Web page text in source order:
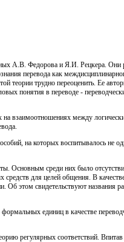
А.В. Федорова и Я.И. Рецкера. Они
перевода как
теории трудно переоценить. Ее
понятия в переводе -
на взаимоотношениях между
на которых воспитывалось не
Основным среди них было
для целей общения. В
Об этом свидетельствуют названия
единиц в качестве
регулярных соответствий.